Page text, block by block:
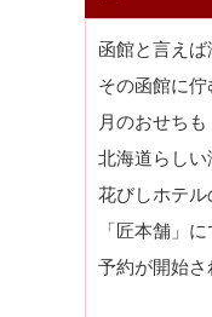
函館と言えば
その函館に
月のおせちも
北海道らしい
花びしホテ
「匠本舗」
予約が開始さ